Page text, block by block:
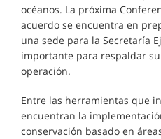
océanos. La próxima
acuerdo se encuentra en
una sede para la Secretaría
importante para respaldar
operación.
Entre las herramientas que
encuentran la
conservación basado en